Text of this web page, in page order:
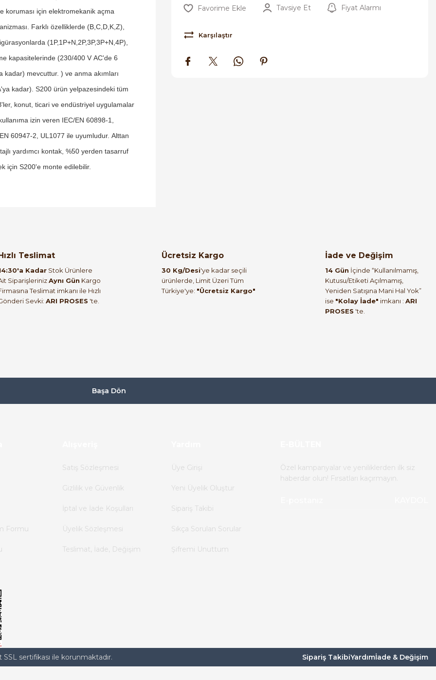
koruması için elektromekanik açma
Farklı özelliklerde (B,C,D,K,Z),
(1P,1P+N,2P,3P,3P+N,4P),
kapasitelerinde (230/400 V AC'de 6
kadar) mevcuttur. ) ve anma akımları
kadar). S200 ürün yelpazesindeki tüm
konut, ticari ve endüstriyel uygulamalar
izin veren IEC/EN 60898-1,
60947-2, UL1077 ile uyumludur. Alttan
yardımcı kontak, %50 yerden tasarruf
için S200'e monte edilebilir.
Tavsiye Et Fiyat Alarmı
Karşılaştır
Teslimat
Kadar Stok Ürünlere
SiparişlerinizAynı Gün Kargo
Teslimat imkanı ile Hızlı
Sevki: ARI PROSES 'te.
Ücretsiz Kargo
30 Kg/Desi'ye kadar seçili
ürünlerde, Limit Üzeri Tüm
Türkiye'ye: "Ücretsiz Kargo"
İade ve Değişim
14 Gün İçinde “Kullanılmamış,
Kutusu/Etiketi Açılmamış,
Yeniden Satışına Mani Hal Yok”
ise "Kolay İade" imkanı : ARI
PROSES 'te.
Başa Dön
Formu
Satış Sözleşmesi
Gizlilik ve Güvenlik
İptal ve İade Koşulları
Üyelik Sözleşmesi
Teslimat, İade, Değişim
Üye Girişi
Yeni Üyelik Oluştur
Sipariş Takibi
Sıkça Sorulan Sorular
Şifremi Unuttum
Özel kampanyalar ve yeniliklerden ilk siz
haberdar olun! Fırsatları kaçırmayın.
SSL sertifikası ile korunmaktadır. Sipariş TakibiYardımİade & Değişim